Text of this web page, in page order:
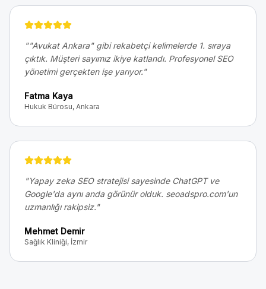
""Avukat Ankara" gibi rekabetçi kelimelerde 1. sıraya
çıktık. Müşteri sayımız ikiye katlandı. Profesyonel SEO
yönetimi gerçekten işe yarıyor."
Fatma Kaya
Hukuk Bürosu, Ankara
"Yapay zeka SEO stratejisi sayesinde ChatGPT ve
Google'da aynı anda görünür olduk. seoadspro.com'un
uzmanlığı rakipsiz."
Mehmet Demir
Sağlık Kliniği, İzmir